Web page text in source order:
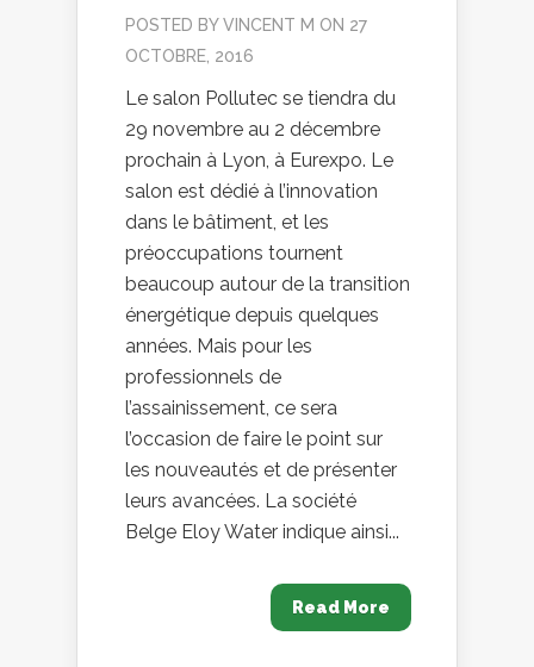
POSTED BYVINCENT M ON 27
OCTOBRE, 2016
Le salon Pollutec se tiendra du
29 novembre au 2 décembre
prochain à Lyon, à Eurexpo. Le
salon est dédié à l’innovation
dans le bâtiment, et les
préoccupations tournent
beaucoup autour de la transition
énergétique depuis quelques
années. Mais pour les
professionnels de
l’assainissement, ce sera
l’occasion de faire le point sur
les nouveautés et de présenter
leurs avancées. La société
Belge Eloy Water indique ainsi...
Read More